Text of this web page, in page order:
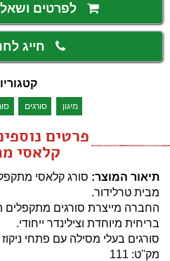
לפרטים
חייג
מיגון סורגים
פרטים
קלאסי
תיאור המוצר: סורג קלאסי
מבית טרלידור.
החברה מייצרת סורגים מתקפלים
בריחית מיוחדת וצילינדר ייחודי.
סורגים בעלי מסילה עם פתחי ניקוז
מק''ט: 111